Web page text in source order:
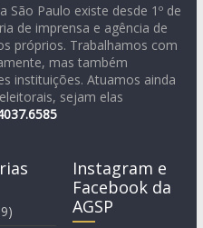
São Paulo existe desde 1º de
de imprensa e agência de
próprios. Trabalhamos com
mas também
instituições. Atuamos ainda
sejam elas
Instagram e
Facebook da
AGSP